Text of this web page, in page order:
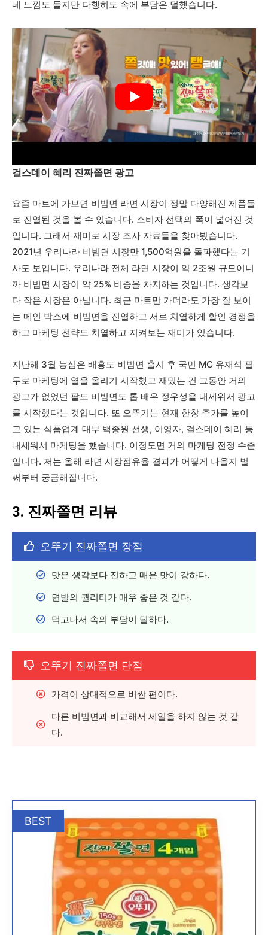
네 느낌도 들지만 다행히도 속에 부담은 덜했습니다.
걸스데이 혜리 진짜쫄면 광고
요즘 마트에 가보면 비빔면 라면 시장이 정말 다양해진 제품들
로 진열된 것을 볼 수 있습니다. 소비자 선택의 폭이 넓어진 것
입니다. 그래서 재미로 시장 조사 자료들을 찾아봤습니다.
2021년 우리나라 비빔면 시장만 1,500억원을 돌파했다는 기
사도 보입니다. 우리나라 전체 라면 시장이 약 2조원 규모이니
까 비빔면 시장이 약 25% 비중을 차지하는 것입니다. 생각보
다 작은 시장은 아닙니다. 최근 마트만 가더라도 가장 잘 보이
는 메인 박스에 비빔면을 진열하고 서로 치열하게 할인 경쟁을
하고 마케팅 전략도 치열하고 지켜보는 재미가 있습니다.
지난해 3월 농심은 배홍도 비빔면 출시 후 국민 MC 유재석 필
두로 마케팅에 열을 올리기 시작했고 재밌는 건 그동안 거의
광고가 없었던 팔도 비빔면도 톱 배우 정우성을 내세워서 광고
를 시작했다는 것입니다. 또 오뚜기는 현재 한창 주가를 높이
고 있는 식품업계 대부 백종원 선생, 이영자, 걸스데이 혜리 등
내세워서 마케팅을 했습니다. 이정도면 거의 마케팅 전쟁 수준
입니다. 저는 올해 라면 시장점유율 결과가 어떻게 나올지 벌
써부터 궁금해집니다.
3. 진짜쫄면 리뷰
오뚜기 진짜쫄면 장점
맛은 생각보다 진하고 매운 맛이 강하다.
면발의 퀄리티가 매우 좋은 것 같다.
먹고나서 속의 부담이 덜하다.
오뚜기 진짜쫄면 단점
가격이 상대적으로 비싼 편이다.
다른 비빔면과 비교해서 세일을 하지 않는 것 같
다.
BEST